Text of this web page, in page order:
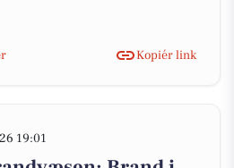
Kopiér link
19:01